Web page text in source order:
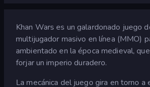
Khan Wars es un galardonado juego
multijugador masivo en línea (MMO)
ambientado en la época medieval,
forjar un imperio duradero.
La mecánica del juego gira en torno a